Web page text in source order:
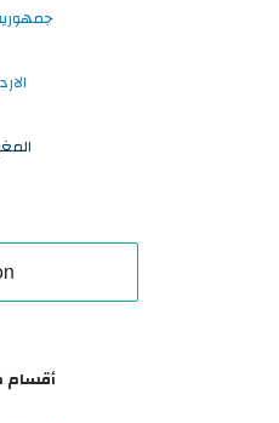
أقسام